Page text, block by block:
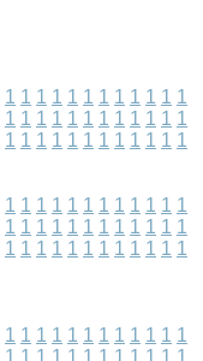
1 1 1 1 1 1 1 1 1 1 1 1
1 1 1 1 1 1 1 1 1 1 1 1
1 1 1 1 1 1 1 1 1 1 1 1
1 1 1 1 1 1 1 1 1 1 1 1
1 1 1 1 1 1 1 1 1 1 1 1
1 1 1 1 1 1 1 1 1 1 1 1
1 1 1 1 1 1 1 1 1 1 1 1
1 1 1 1 1 1 1 1 1 1 1 1